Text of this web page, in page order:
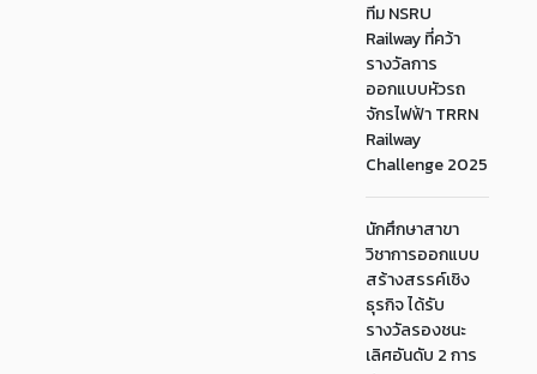
ทีม NSRU
Railway ที่คว้า
รางวัลการ
ออกแบบหัวรถ
จักรไฟฟ้า TRRN
Railway
Challenge 2025
นักศึกษาสาขา
วิชาการออกแบบ
สร้างสรรค์เชิง
ธุรกิจ ได้รับ
รางวัลรองชนะ
เลิศอันดับ 2 การ